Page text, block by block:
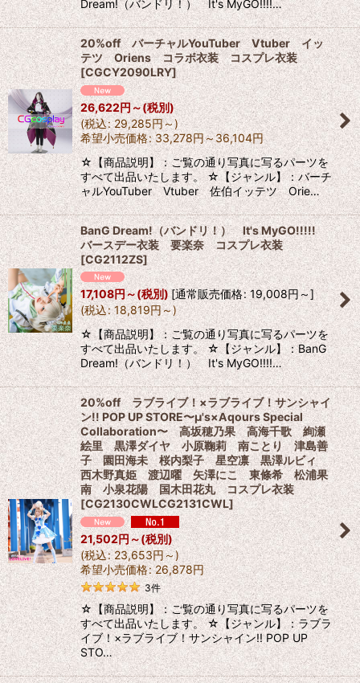
Dream!（バンドリ！） It's MyGO!!!!…
20%off バーチャルYouTuber Vtuber イッ
テツ Oriens コラボ衣装 コスプレ衣装
[CGCY2090LRY]
26,622円～(税別)
(税込: 29,285円～)
希望小売価格: 33,278円～36,104円
☆【商品説明】：ご覧の通り写真に写るパーツを
すべて出品いたします。 ☆【ジャンル】：バーチ
ャルYouTuber Vtuber 佐伯イッテツ Orie…
BanG Dream!（バンドリ！） It's MyGO!!!!!
バースデー衣装 要楽奈 コスプレ衣装
[CG2112ZS]
17,108円～(税別)[通常販売価格: 19,008円～]
(税込: 18,819円～)
☆【商品説明】：ご覧の通り写真に写るパーツを
すべて出品いたします。 ☆【ジャンル】：BanG
Dream!（バンドリ！） It's MyGO!!!!…
20%off ラブライブ！×ラブライブ！サンシャイ
ン!! POP UP STORE〜μ's×Aqours Special
Collaboration〜 高坂穂乃果 高海千歌 絢瀬
絵里 黒澤ダイヤ 小原鞠莉 南ことり 津島善
子 園田海未 桜内梨子 星空凛 黒澤ルビィ
西木野真姫 渡辺曜 矢澤にこ 東條希 松浦果
南 小泉花陽 国木田花丸 コスプレ衣装
[CG2130CWLCG2131CWL]
21,502円～(税別)
(税込: 23,653円～)
希望小売価格: 26,878円
3件
☆【商品説明】：ご覧の通り写真に写るパーツを
すべて出品いたします。 ☆【ジャンル】：ラブラ
イブ！×ラブライブ！サンシャイン!! POP UP
STO…